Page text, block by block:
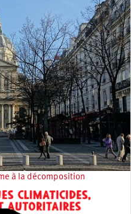
à la décomposition